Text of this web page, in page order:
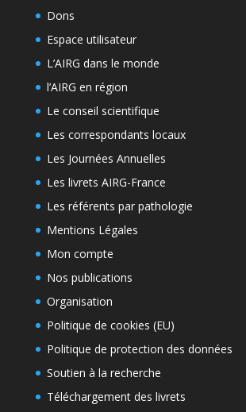
Dons
Espace utilisateur
L’AIRG dans le monde
l’AIRG en région
Le conseil scientifique
Les correspondants locaux
Les Journées Annuelles
Les livrets AIRG-France
Les référents par pathologie
Mentions Légales
Mon compte
Nos publications
Organisation
Politique de cookies (EU)
Politique de protection des données
Soutien à la recherche
Téléchargement des livrets